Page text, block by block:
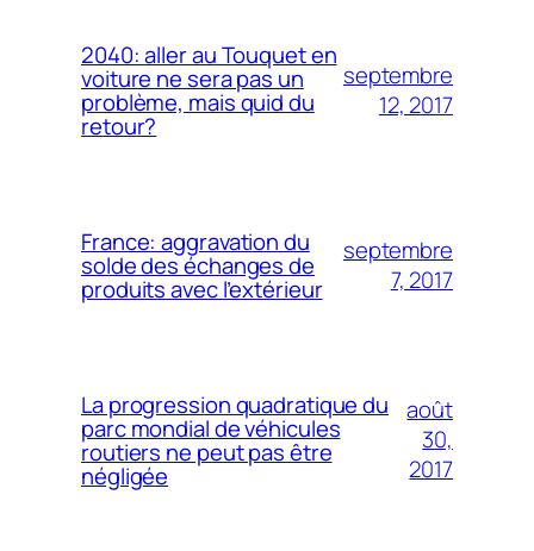
2040: aller au Touquet en
voiture ne sera pas un
problème, mais quid du
retour?
septembre
12, 2017
France: aggravation du
solde des échanges de
produits avec l’extérieur
septembre
7, 2017
La progression quadratique du
parc mondial de véhicules
routiers ne peut pas être
négligée
août
30,
2017